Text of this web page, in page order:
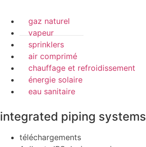
gaz naturel
vapeur
sprinklers
air comprimé
chauffage et refroidissement
énergie solaire
eau sanitaire
integrated piping systems
téléchargements